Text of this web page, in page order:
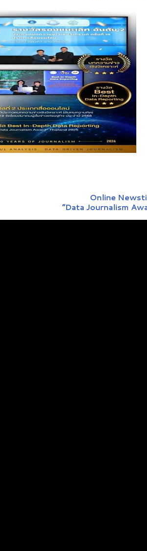
Online
“Data Journalism